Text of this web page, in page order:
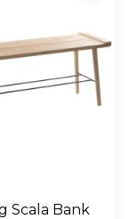
Scala Bank